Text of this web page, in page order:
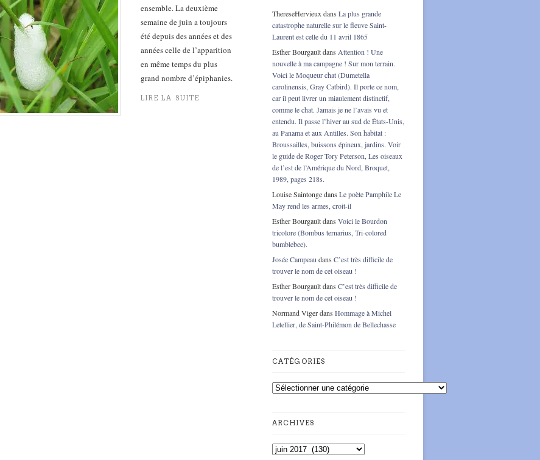
ensemble. La deuxième
semaine de juin a toujours
été depuis des années et des
années celle de l’apparition
en même temps du plus
grand nombre d’épiphanies.
LIRE LA SUITE
ThereseHervieux dans La plus grande
catastrophe naturelle sur le fleuve Saint-
Laurent est celle du 11 avril 1865
Esther Bourgaultdans Attention ! Une
nouvelle à ma campagne ! Sur mon terrain.
Voici le Moqueur chat (Dumetella
carolinensis, Gray Catbird). Il porte ce nom,
car il peut livrer un miaulement distinctif,
comme le chat. Jamais je ne l’avais vu et
entendu. Il passe l’hiver au sud de États-Unis,
au Panama et aux Antilles. Son habitat :
Broussailles, buissons épineux, jardins. Voir
le guide de Roger Tory Peterson, Les oiseaux
de l’est de l’Amérique du Nord, Broquet,
1989, pages 218s.
Louise Saintongedans Le poète Pamphile Le
May rend les armes, croit-il
Esther Bourgaultdans Voici le Bourdon
tricolore (Bombus ternarius, Tri-colored
bumblebee).
Josée Campeau dans C’est très difficile de
trouver le nom de cet oiseau !
Esther Bourgaultdans C’est très difficile de
trouver le nom de cet oiseau !
Normand Vigerdans Hommage à Michel
Letellier, de Saint-Philémon de Bellechasse
CATÉGORIES
ARCHIVES